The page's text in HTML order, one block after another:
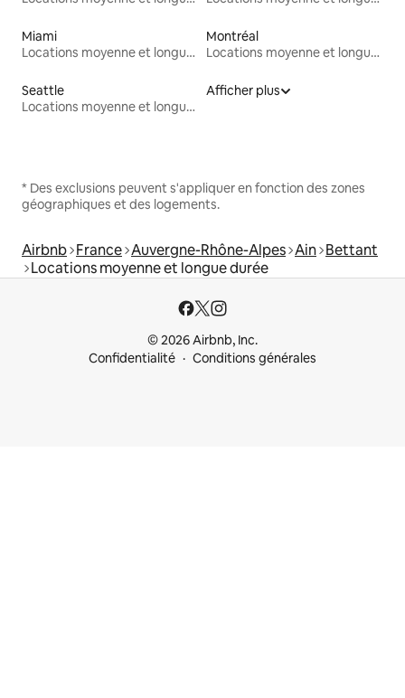
Miami
Locations moyenne et longue durée
Montréal
Locations moyenne et longue durée
Seattle
Locations moyenne et longue durée
Afficher plus
* Des exclusions peuvent s'appliquer en fonction des zones
géographiques et des logements.
Airbnb France Auvergne-Rhône-Alpes Ain Bettant
Locations moyenne et longue durée
© 2026 Airbnb, Inc.
Confidentialité
Conditions générales